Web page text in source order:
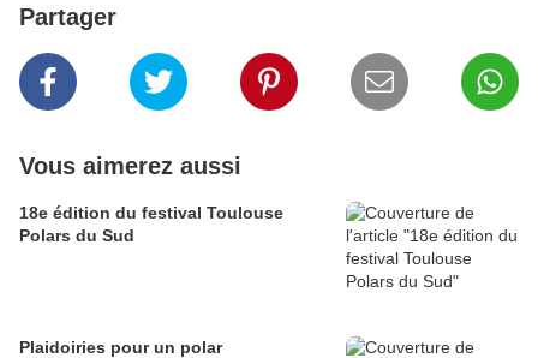
Partager
Vous aimerez aussi
18e édition du festival Toulouse
Polars du Sud
Plaidoiries pour un polar